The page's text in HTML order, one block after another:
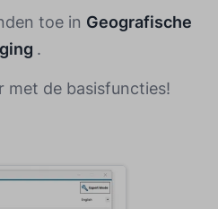
toe in Geografische
.
met de basisfuncties!